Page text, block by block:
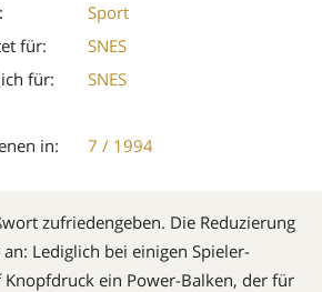
Sport
für:
SNES
für:
SNES
in:
7 / 1994
zufriedengeben. Die Reduzierung
Lediglich bei einigen Spieler-
ein Power-Balken, der für